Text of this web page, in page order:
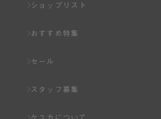
ショップリスト
おすすめ特集
セール
スタッフ募集
ケユカについて